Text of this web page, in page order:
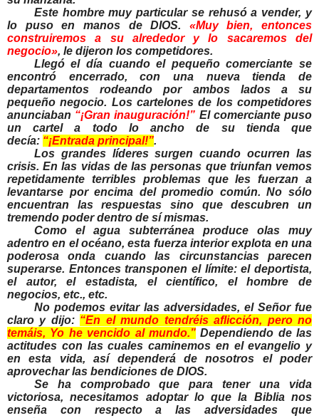
Este hombre muy particular se rehusó a vender, y
lo puso en manos de DIOS. «Muy bien, entonces
construiremos a su alrededor y lo sacaremos del
negocio», le dijeron los competidores.
Llegó el día cuando el pequeño comerciante se
encontró encerrado, con una nueva tienda de
departamentos rodeando por ambos lados a su
pequeño negocio. Los cartelones de los competidores
anunciaban “¡Gran inauguración!” El comerciante puso
un cartel a todo lo ancho de su tienda que
decía: “¡Entrada principal!”.
Los grandes líderes surgen cuando ocurren las
crisis. En las vidas de las personas que triunfan vemos
repetidamente terribles problemas que les fuerzan a
levantarse por encima del promedio común. No sólo
encuentran las respuestas sino que descubren un
tremendo poder dentro de sí mismas.
Como el agua subterránea produce olas muy
adentro en el océano, esta fuerza interior explota en una
poderosa onda cuando las circunstancias parecen
superarse. Entonces transponen el límite: el deportista,
el autor, el estadista, el científico, el hombre de
negocios, etc., etc.
No podemos evitar las adversidades, el Señor fue
claro y dijo: “En el mundo tendréis aflicción, pero no
temáis, Yo he vencido al mundo.”Dependiendo de las
actitudes con las cuales caminemos en el evangelio y
en esta vida, así dependerá de nosotros el poder
aprovechar las bendiciones de DIOS.
Se ha comprobado que para tener una vida
victoriosa, necesitamos adoptar lo que la Biblia nos
enseña con respecto a las adversidades que